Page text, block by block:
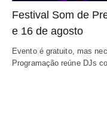
Festival Som de
e 16 de agosto
Evento é gratuito, mas
Programação reúne DJs